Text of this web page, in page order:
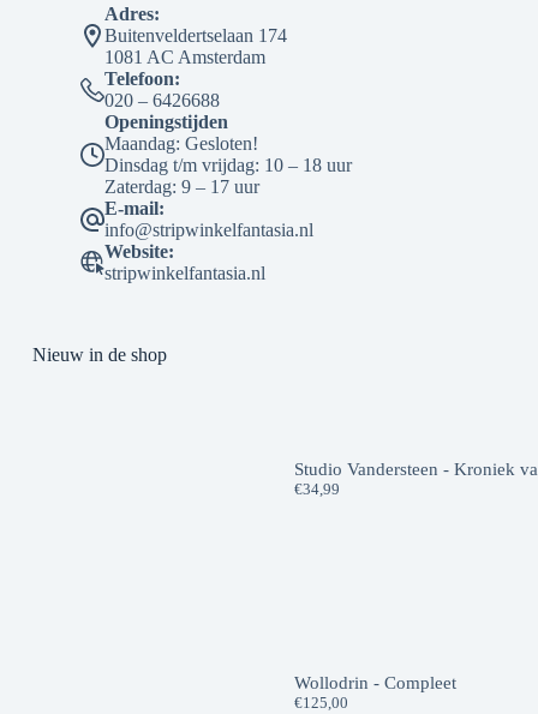
Adres:
Buitenveldertselaan 174
1081 AC Amsterdam
Telefoon:
020 – 6426688
Openingstijden
Maandag: Gesloten!
Dinsdag t/m vrijdag: 10 – 18 uur
Zaterdag: 9 – 17 uur
E-mail:
info@stripwinkelfantasia.nl
Website:
stripwinkelfantasia.nl
Nieuw in de shop
Studio Vandersteen - Kroniek
€34,99
Wollodrin - Compleet
€125,00